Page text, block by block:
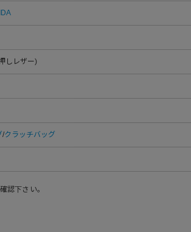
しレザー)
/クラッチバッグ
認下さい。